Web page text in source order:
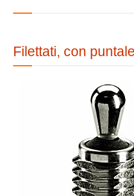
Filettati, con